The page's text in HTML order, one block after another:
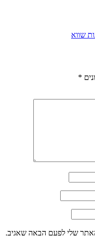
*
שלי לפעם הבאה שאגיב.